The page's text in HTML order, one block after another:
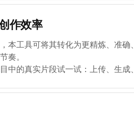
作效率
本工具可将其转化为更精炼、准
奏。
中的真实片段试一试：上传、生